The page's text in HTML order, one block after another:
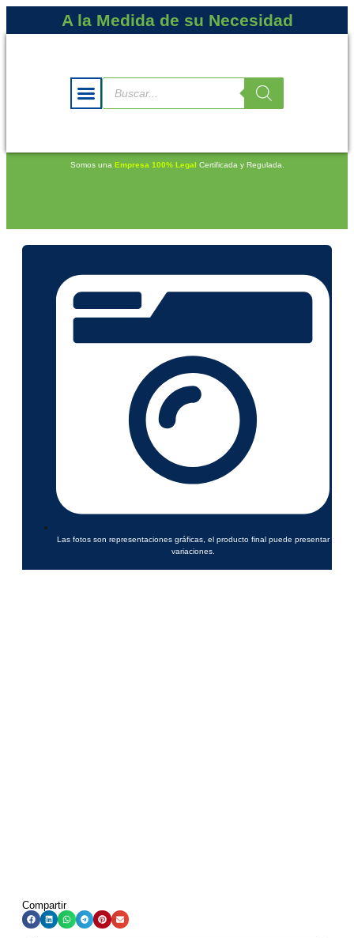
A la Medida de su Necesidad
Somos una Empresa 100% Legal Certificada y Regulada.
Las fotos son representaciones gráficas, el producto final puede presentar
variaciones.
Compartir